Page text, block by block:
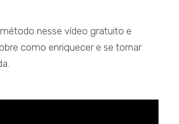
nesse vídeo gratuito e
como enriquecer e se tornar